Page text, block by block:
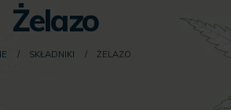
Żelazo
SKŁADNIKI ŻELAZO